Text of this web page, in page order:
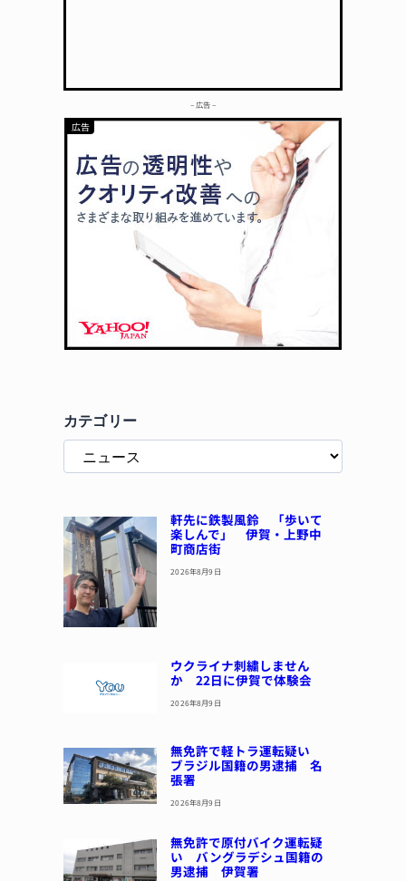
– 広告 –
カテゴリー
軒先に鉄製風鈴 「歩いて
楽しんで」 伊賀・上野中
町商店街
2026年8月9日
ウクライナ刺繍しません
か 22日に伊賀で体験会
2026年8月9日
無免許で軽トラ運転疑い
ブラジル国籍の男逮捕 名
張署
2026年8月9日
無免許で原付バイク運転疑
い バングラデシュ国籍の
男逮捕 伊賀署